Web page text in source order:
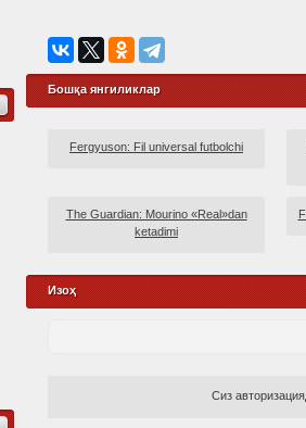
Бошқа янгиликлар
Fergyuson: Fil universal futbolchi
The Guardian: Mourino «Real»dan
ketadimi
Изоҳ
Сиз